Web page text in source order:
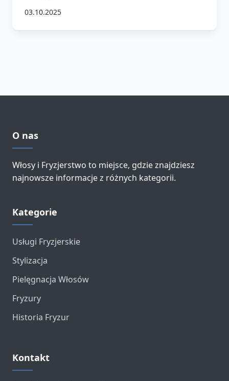
03.10.2025
O nas
Włosy i Fryzjerstwo to miejsce, gdzie znajdziesz
najnowsze informacje z różnych kategorii.
Kategorie
Usługi Fryzjerskie
Stylizacja
Pielęgnacja Włosów
Fryzury
Historia Fryzur
Kontakt